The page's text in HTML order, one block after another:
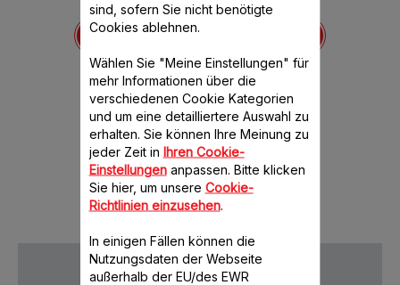
XF900101
Produkt nicht mehr
sind, sofern Sie nicht benötigte
Cookies ablehnen.
Wählen Sie "Meine Einstellungen" für
mehr Informationen über die
verschiedenen Cookie Kategorien
und um eine detailliertere Auswahl zu
erhalten. Sie können Ihre Meinung zu
jeder Zeit in Ihren Cookie-
Einstellungenanpassen. Bitte klicken
Sie hier, um unsere Cookie-
Richtlinien einzusehen.
In einigen Fällen können die
Nutzungsdaten der Webseite
außerhalb der EU/des EWR